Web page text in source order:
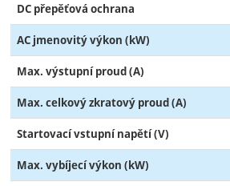
DC přepěťová ochrana
AC jmenovitý výkon (kW)
Max. výstupní proud (A)
Max. celkový zkratový proud (A)
Startovací vstupní napětí (V)
Max. vybíjecí výkon (kW)